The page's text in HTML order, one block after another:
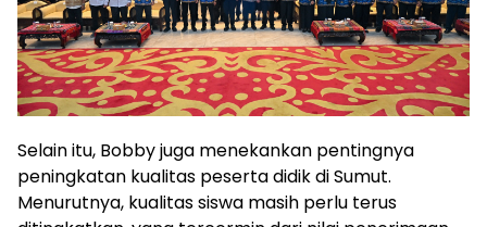
Selain itu, Bobby juga menekankan pentingnya
peningkatan kualitas peserta didik di Sumut.
Menurutnya, kualitas siswa masih perlu terus